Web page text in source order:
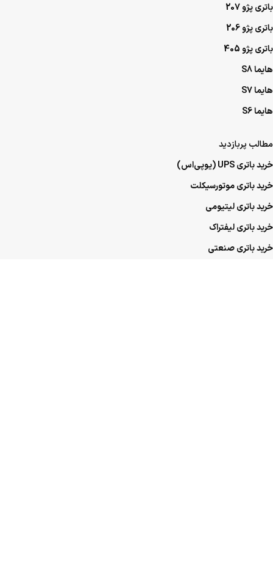
باتری پژو 207
باتری پژو 206
باتری پژو 405
هایما S8
هایما S7
هایما S6
مطالب پربازدید
خرید باتری UPS (یو‌پی‌اس)
خرید باتری موتورسیکلت
خرید باتری لیتیومی
خرید باتری لیفتراک
خرید باتری صنعتی